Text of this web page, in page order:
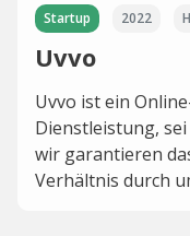
Startup 2022
Uvvo
Uvvo ist ein
Dienstleistung,
wir garantieren
Verhältnis durch